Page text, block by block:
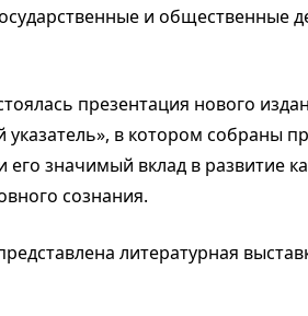
и общественные
презентация нового
в котором собраны
его значимый вклад в развитие
сознания.
литературная